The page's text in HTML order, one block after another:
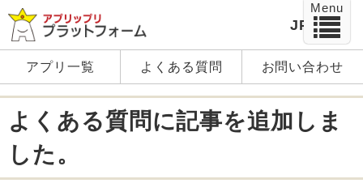
JP EN
アプリ一覧 よくある質問 お問い合わせ
よくある質問に記事を追加しま
した。
Menu